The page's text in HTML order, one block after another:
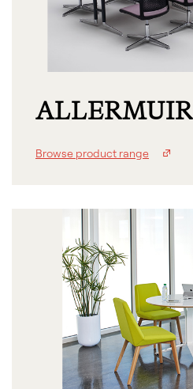
ALLERMUIR
Browse product range